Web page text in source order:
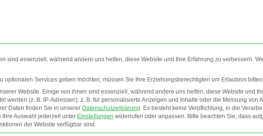
FOTOS VIDEO INFOS NEWSLETTER JOBS AGB
sind essenziell, während andere uns helfen, diese Website und Ihre Erfahrung zu verbessern.
optionalen Services geben möchten, müssen Sie Ihre Erziehungsberechtigten um Erlaubnis
Website. Einige von ihnen sind essenziell, während andere uns helfen, diese Website und
werden (z. B. IP-Adressen), z. B. für personalisierte Anzeigen und Inhalte oder die Messung von
Daten finden Sie in unserer Datenschutzerklärung. Es besteht keine Verpflichtung, in die
Ihre Auswahl jederzeit unter Einstellungen widerrufen oder anpassen. Bitte beachten Sie, dass
der Website verfügbar sind.